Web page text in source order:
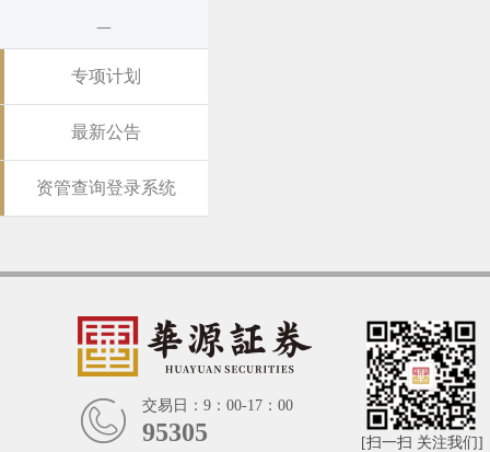
一
专项计划
最新公告
资管查询登录系统
交易日：9：00-17：00
95305 [扫一扫 关注我们]